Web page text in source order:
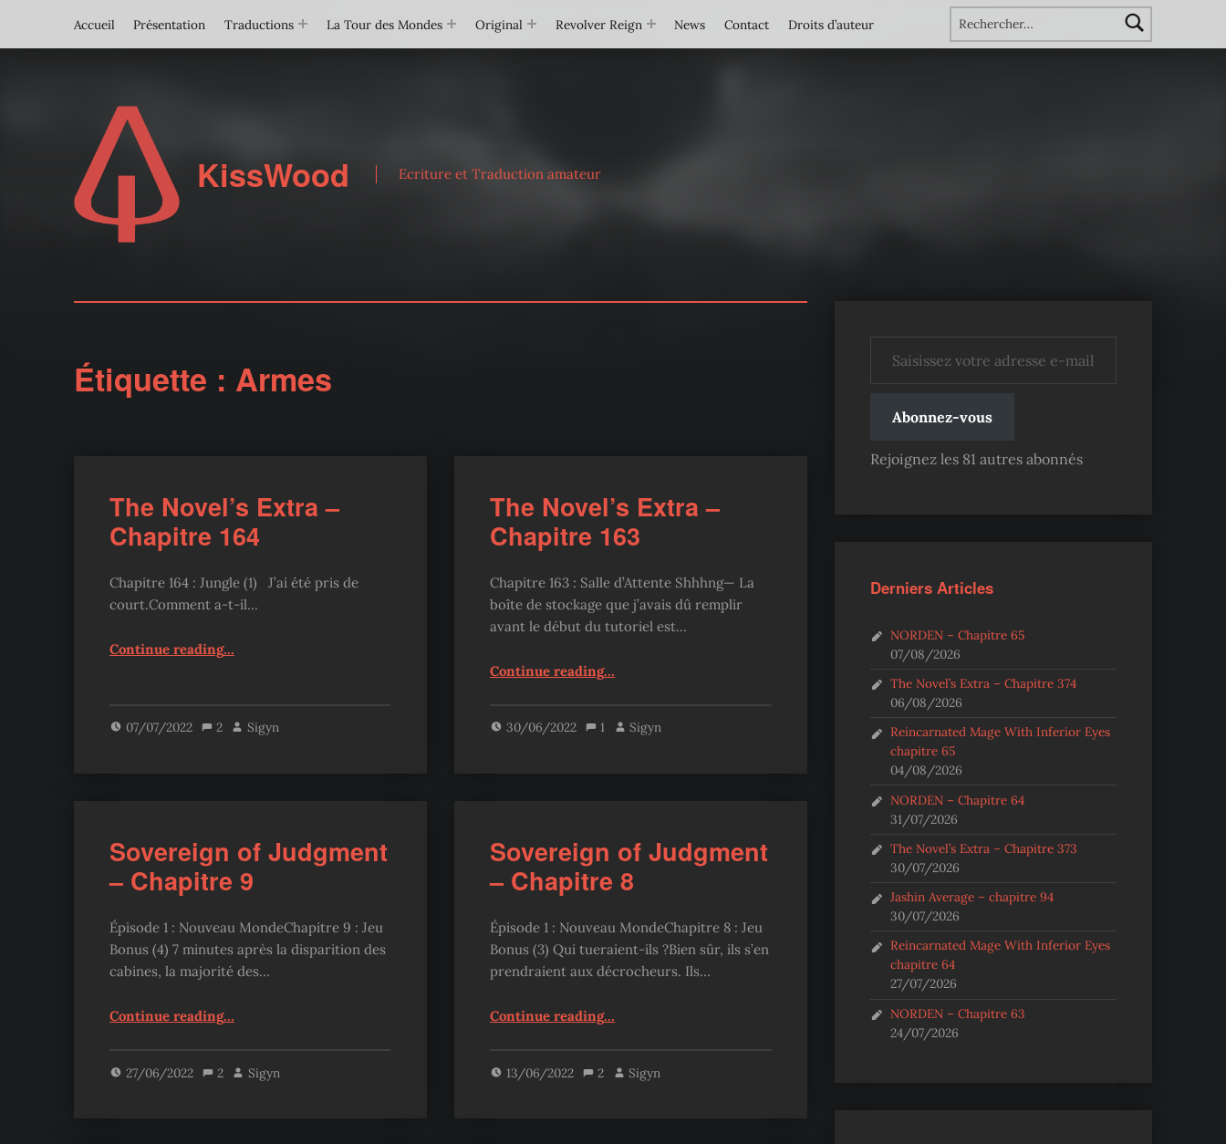
Rechercher :
Accueil
Présentation Traductions La Tour des Mondes Original Revolver Reign News Contact Droits d’auteur
KissWood Ecriture et Traduction amateur
Étiquette : Armes
The Novel’s Extra –
Chapitre 164
Chapitre 164 : Jungle (1) J’ai été pris de
court.Comment a-t-il…
Continue reading“The Novel’s Extra – Chapitre 164”
…
07/07/2022 2 Sigyn
The Novel’s Extra –
Chapitre 163
Chapitre 163 : Salle d’Attente Shhhng— La
boîte de stockage que j’avais dû remplir
avant le début du tutoriel est…
Continue reading“The Novel’s Extra – Chapitre 163”
…
30/06/2022 1 Sigyn
Sovereign of Judgment
– Chapitre 9
Épisode 1 : Nouveau MondeChapitre 9 : Jeu
Bonus (4) 7 minutes après la disparition des
cabines, la majorité des…
Continue reading“Sovereign of Judgment – Chapitre 9”…
27/06/2022 2 Sigyn
Sovereign of Judgment
– Chapitre 8
Épisode 1 : Nouveau MondeChapitre 8 : Jeu
Bonus (3) Qui tueraient-ils ?Bien sûr, ils s’en
prendraient aux décrocheurs. Ils…
Continue reading“Sovereign of Judgment – Chapitre 8”…
13/06/2022 2 Sigyn
Abonnez-vous
Rejoignez les 81 autres abonnés
Derniers Articles
NORDEN – Chapitre 65
07/08/2026
The Novel’s Extra – Chapitre 374
06/08/2026
Reincarnated Mage With Inferior Eyes
chapitre 65
04/08/2026
NORDEN – Chapitre 64
31/07/2026
The Novel’s Extra – Chapitre 373
30/07/2026
Jashin Average – chapitre 94
30/07/2026
Reincarnated Mage With Inferior Eyes
chapitre 64
27/07/2026
NORDEN – Chapitre 63
24/07/2026